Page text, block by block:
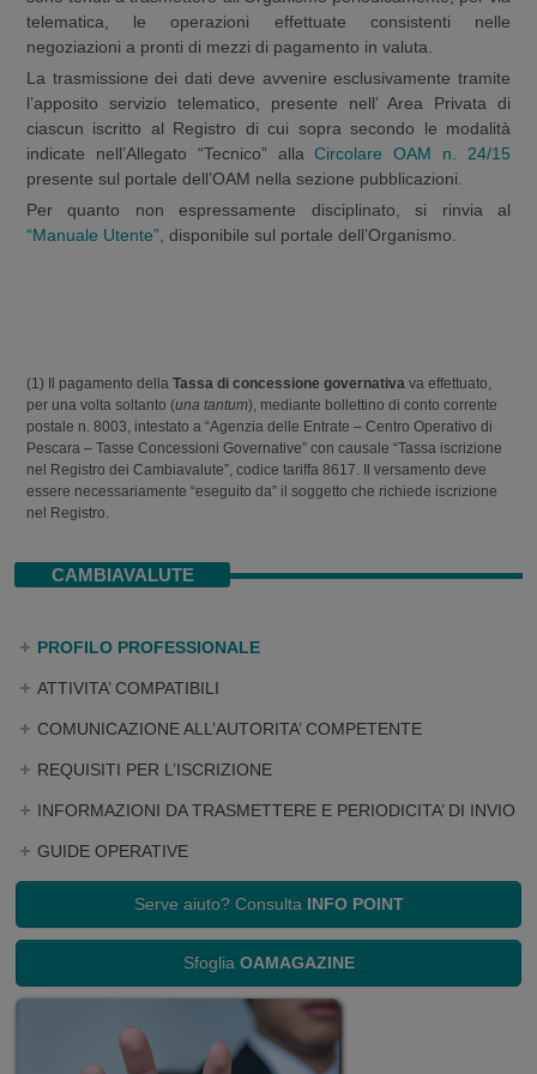
telematica, le operazioni effettuate consistenti nelle
negoziazioni a pronti di mezzi di pagamento in valuta.
La trasmissione dei dati deve avvenire esclusivamente tramite
l’apposito servizio telematico, presente nell’ Area Privata di
ciascun iscritto al Registro di cui sopra secondo le modalità
indicate nell’Allegato “Tecnico” allaCircolare OAM n. 24/15
presente sul portale dell’OAM nella sezione pubblicazioni.
Per quanto non espressamente disciplinato, si rinvia al
“Manuale Utente”, disponibile sul portale dell’Organismo.
(1) Il pagamento della Tassa di concessione governativa va effettuato,
per una volta soltanto (una tantum), mediante bollettino di conto corrente
postale n. 8003, intestato a “Agenzia delle Entrate – Centro Operativo di
Pescara – Tasse Concessioni Governative” con causale “Tassa iscrizione
nel Registro dei Cambiavalute”, codice tariffa 8617. Il versamento deve
essere necessariamente “eseguito da” il soggetto che richiede iscrizione
nel Registro.
CAMBIAVALUTE
PROFILO PROFESSIONALE
ATTIVITA’ COMPATIBILI
COMUNICAZIONE ALL’AUTORITA’ COMPETENTE
REQUISITI PER L’ISCRIZIONE
INFORMAZIONI DA TRASMETTERE E PERIODICITA’ DI INVIO
GUIDE OPERATIVE
Serve aiuto? Consulta INFO POINT
Sfoglia OAMAGAZINE